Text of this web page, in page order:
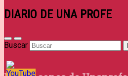
DIARIO DE UNA PROFE
Buscar